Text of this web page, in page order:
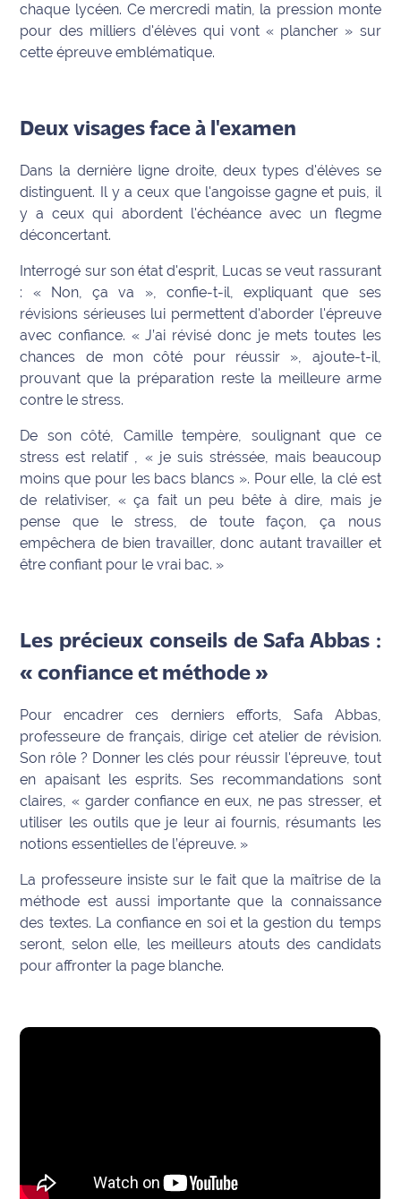
Info
route
Loisirs
Météo
Politique
Social
Transport
National
Défense
Municipales
2026
Contenus
de la
rédaction
coeur
Maritima
Fil
rouge
Maritima
de Jeff
C'est
mon
club
Coachs
Nous
contacter
chaque lycéen. Ce mercredi matin, la pression monte
pour des milliers d'élèves qui vont « plancher » sur
cette épreuve emblématique.
Deux visages face à l'examen
Dans la dernière ligne droite, deux types d'élèves se
distinguent. Il y a ceux que l'angoisse gagne et puis, il
y a ceux qui abordent l'échéance avec un flegme
déconcertant.
Interrogé sur son état d'esprit, Lucas se veut rassurant
: « Non, ça va », confie-t-il, expliquant que ses
révisions sérieuses lui permettent d'aborder l'épreuve
avec confiance. « J’ai révisé donc je mets toutes les
chances de mon côté pour réussir », ajoute-t-il,
prouvant que la préparation reste la meilleure arme
contre le stress.
De son côté, Camille tempère, soulignant que ce
stress est relatif , « je suis stréssée, mais beaucoup
moins que pour les bacs blancs ». Pour elle, la clé est
de relativiser, « ça fait un peu bête à dire, mais je
pense que le stress, de toute façon, ça nous
empêchera de bien travailler, donc autant travailler et
être confiant pour le vrai bac. »
Les précieux conseils de Safa Abbas :
« confiance et méthode »
Pour encadrer ces derniers efforts, Safa Abbas,
professeure de français, dirige cet atelier de révision.
Son rôle ? Donner les clés pour réussir l'épreuve, tout
en apaisant les esprits. Ses recommandations sont
claires, « garder confiance en eux, ne pas stresser, et
utiliser les outils que je leur ai fournis, résumants les
notions essentielles de l’épreuve. »
La professeure insiste sur le fait que la maîtrise de la
méthode est aussi importante que la connaissance
des textes. La confiance en soi et la gestion du temps
seront, selon elle, les meilleurs atouts des candidats
pour affronter la page blanche.